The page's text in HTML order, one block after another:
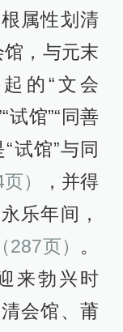
属性划清
，与元末
的“文会
试馆”“同善
试馆”与同
）
，并得
乐年间，
（287页） 。
来勃兴时
会馆、莆